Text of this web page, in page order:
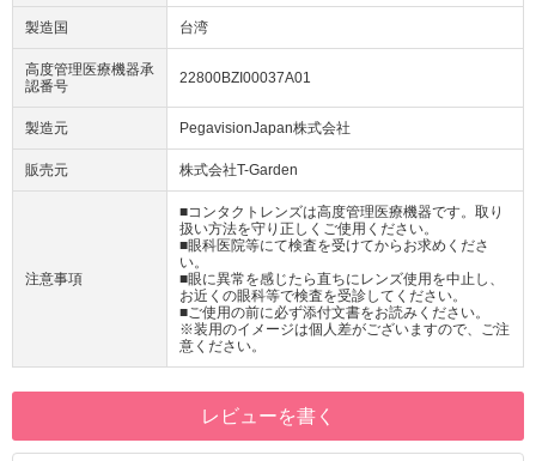
製造国 台湾
高度管理医療機器承
認番号
22800BZI00037A01
製造元 PegavisionJapan株式会社
販売元 株式会社T-Garden
注意事項
■コンタクトレンズは高度管理医療機器です。取り
扱い方法を守り正しくご使用ください。
■眼科医院等にて検査を受けてからお求めくださ
い。
■眼に異常を感じたら直ちにレンズ使用を中止し、
お近くの眼科等で検査を受診してください。
■ご使用の前に必ず添付文書をお読みください。
※装用のイメージは個人差がございますので、ご注
意ください。
レビューを書く